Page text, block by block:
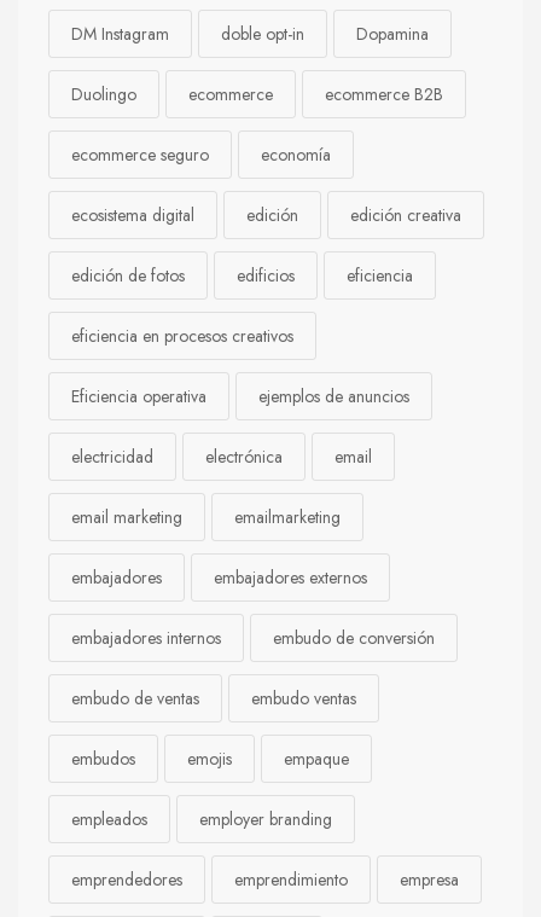
DM Instagram doble opt-in Dopamina
Duolingo ecommerce ecommerce B2B
ecommerce seguro economía
ecosistema digital edición edición creativa
edición de fotos edificios eficiencia
eficiencia en procesos creativos
Eficiencia operativa ejemplos de anuncios
electricidad electrónica email
email marketing emailmarketing
embajadores embajadores externos
embajadores internos embudo de conversión
embudo de ventas embudo ventas
embudos emojis empaque
empleados employer branding
emprendedores emprendimiento empresa